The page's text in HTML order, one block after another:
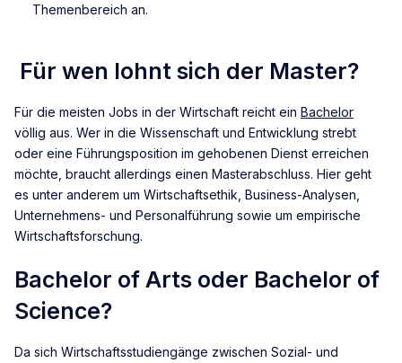
Themenbereich an.
Für wen lohnt sich der Master?
Für die meisten Jobs in der Wirtschaft reicht ein Bachelor
völlig aus. Wer in die Wissenschaft und Entwicklung strebt
oder eine Führungsposition im gehobenen Dienst erreichen
möchte, braucht allerdings einen Masterabschluss. Hier geht
es unter anderem um Wirtschaftsethik, Business-Analysen,
Unternehmens- und Personalführung sowie um empirische
Wirtschaftsforschung.
Bachelor of Arts oder Bachelor of
Science?
Da sich Wirtschaftsstudiengänge zwischen Sozial- und